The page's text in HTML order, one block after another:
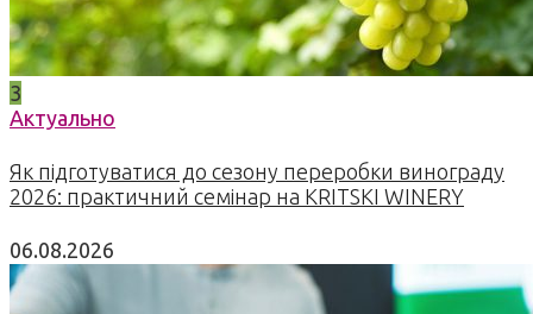
3
Актуально
Як підготуватися до сезону переробки винограду
2026: практичний семінар на KRITSKI WINERY
06.08.2026